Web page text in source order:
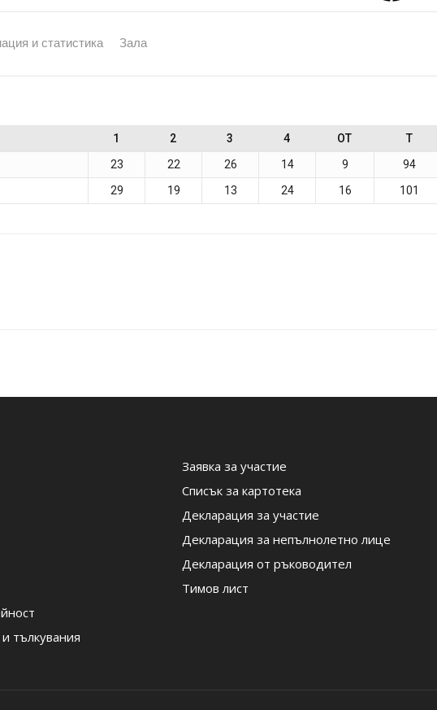
и статистика Зала
1 2 3 4 OT
T
23 22 26 14 9
94
29 19 13 24 16 101
тълкувания
Заявка за участие
Списък за картотека
Декларация за участие
Декларация за непълнолетно лице
Декларация от ръководител
Тимов лист